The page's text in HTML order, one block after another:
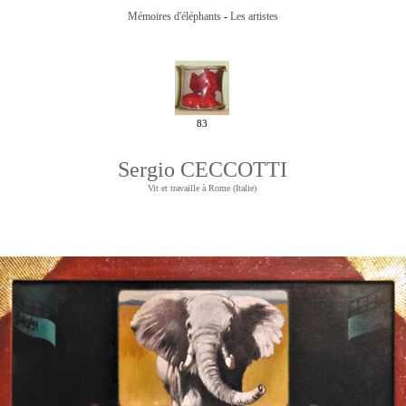
Mémoires d'éléphants - Les artistes
83
Sergio CECCOTTI
Vit et travaille à Rome (Italie)